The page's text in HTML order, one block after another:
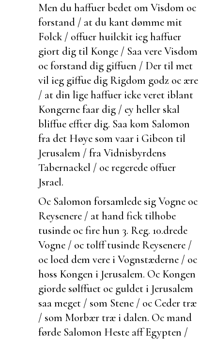
Men du haffuer bedet om Visdom oc
forstand / at du kant dømme mit
Folck / offuer huilckit ieg haffuer
giort dig til Konge / Saa vere Visdom
oc forstand dig giffuen / Der til met
vil ieg giffue dig Rigdom godz oc ære
/ at din lige haffuer icke veret iblant
Kongerne faar dig / ey heller skal
bliffue effter dig. Saa kom Salomon
fra det Høye som vaar i Gibeon til
Jerusalem / fra Vidnisbyrdens
Tabernackel / oc regerede offuer
Jsrael.
Oc Salomon forsamlede sig Vogne oc
Reysenere / at hand fick tilhobe
tusinde oc fire hun 3. Reg. 10.drede
Vogne / oc tolff tusinde Reysenere /
oc loed dem vere i Vognstæderne / oc
hoss Kongen i Jerusalem. Oc Kongen
giorde sølffuet oc guldet i Jerusalem
saa meget / som Stene / oc Ceder træ
/ som Morbær træ i dalen. Oc mand
førde Salomon Heste aff Egypten /